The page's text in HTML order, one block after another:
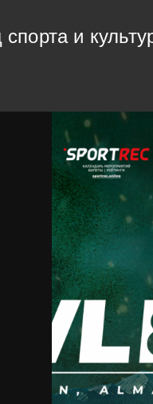
спорта и